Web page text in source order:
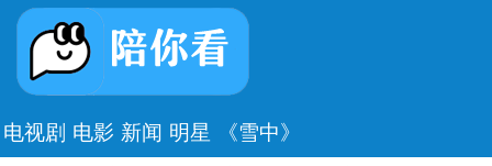
电视剧 电影 新闻 明星 《雪中》